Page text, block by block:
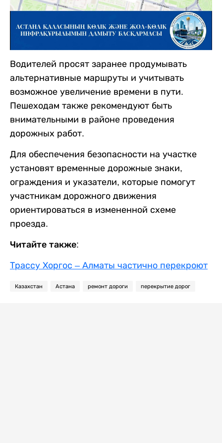
Водителей просят заранее продумывать
альтернативные маршруты и учитывать
возможное увеличение времени в пути.
Пешеходам также рекомендуют быть
внимательными в районе проведения
дорожных работ.
Для обеспечения безопасности на участке
установят временные дорожные знаки,
ограждения и указатели, которые помогут
участникам дорожного движения
ориентироваться в измененной схеме
проезда.
Читайте также:
Трассу Хоргос – Алматы частично перекроют
Казахстан Астана ремонт дороги перекрытие дорог